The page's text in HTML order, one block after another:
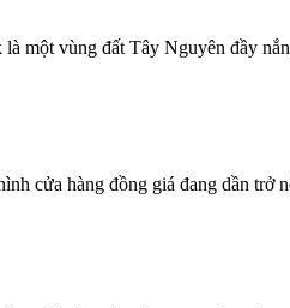
vùng đất Tây Nguyên đầy
cửa hàng đồng giá đang dần trở